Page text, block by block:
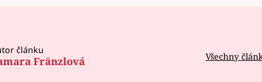
článku
Fränzlová Všechny